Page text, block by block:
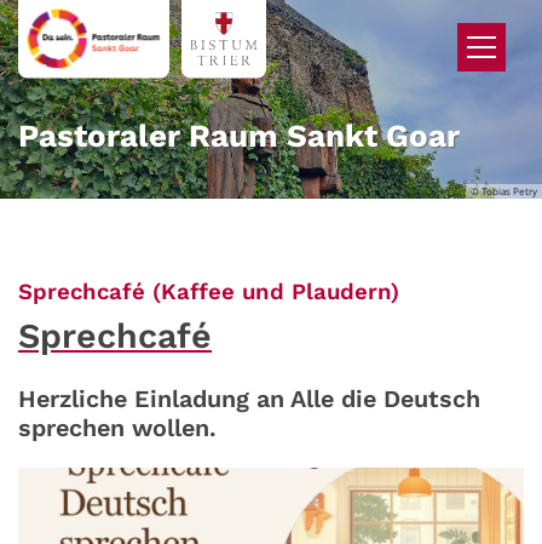
Zum Inhalt springen
© Tobias Petry
Pastoraler Raum Sankt Goar
Sprechcafé (Kaffee und Plaudern)
Sprechcafé
Herzliche Einladung an Alle die Deutsch
sprechen wollen.